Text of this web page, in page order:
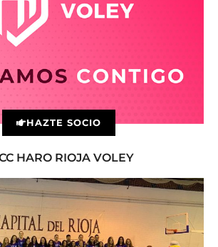
HAZTE SOCIO
HARO RIOJA VOLEY